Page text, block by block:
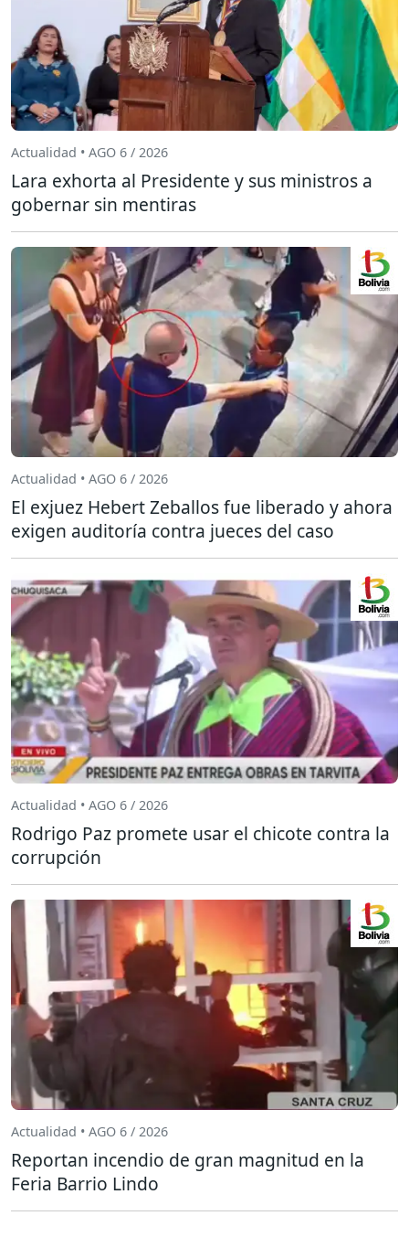
Actualidad • AGO 6 / 2026
Lara exhorta al Presidente y sus ministros a
gobernar sin mentiras
Actualidad • AGO 6 / 2026
El exjuez Hebert Zeballos fue liberado y ahora
exigen auditoría contra jueces del caso
Actualidad • AGO 6 / 2026
Rodrigo Paz promete usar el chicote contra la
corrupción
Actualidad • AGO 6 / 2026
Reportan incendio de gran magnitud en la
Feria Barrio Lindo